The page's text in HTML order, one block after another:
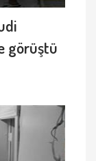
görüştü